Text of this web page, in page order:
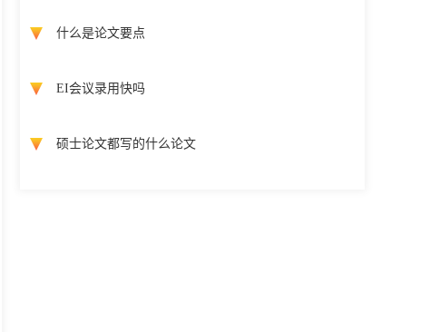
什么是论文要点
EI会议录用快吗
硕士论文都写的什么论文